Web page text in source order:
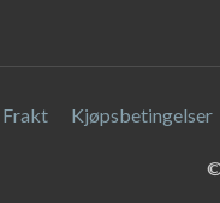
Frakt Kjøpsbetingelser